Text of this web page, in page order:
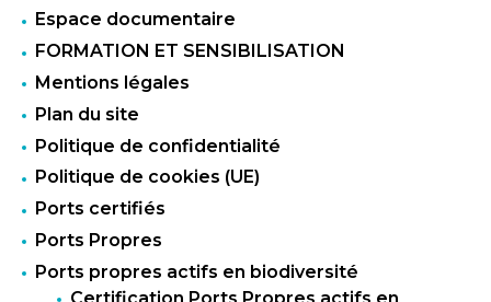
Espace documentaire
FORMATION ET SENSIBILISATION
Mentions légales
Plan du site
Politique de confidentialité
Politique de cookies (UE)
Ports certifiés
Ports Propres
Ports propres actifs en biodiversité